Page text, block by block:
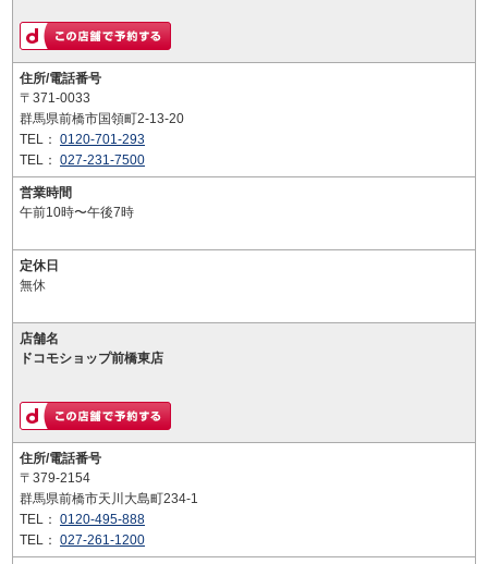
住所/電話番号
〒371-0033
群馬県前橋市国領町2-13-20
TEL： 0120-701-293
TEL： 027-231-7500
営業時間
午前10時〜午後7時
定休日
無休
店舗名
ドコモショップ前橋東店
住所/電話番号
〒379-2154
群馬県前橋市天川大島町234-1
TEL： 0120-495-888
TEL： 027-261-1200